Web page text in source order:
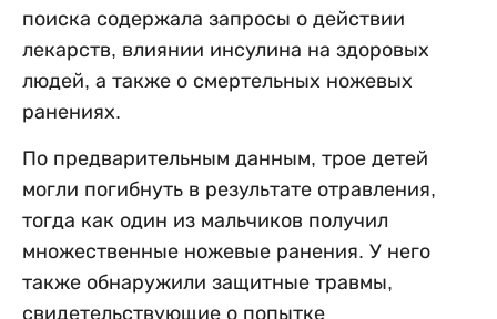
поиска содержала запросы о действии
лекарств, влиянии инсулина на здоровых
людей, а также о смертельных ножевых
ранениях.
По предварительным данным, трое детей
могли погибнуть в результате отравления,
тогда как один из мальчиков получил
множественные ножевые ранения. У него
также обнаружили защитные травмы,
свидетельствующие о попытке